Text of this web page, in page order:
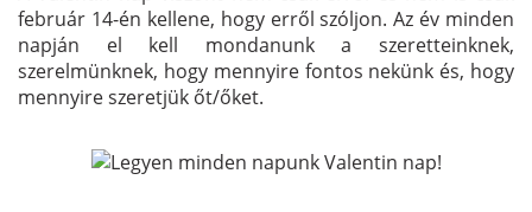
február 14-én kellene, hogy erről szóljon. Az év minden
napján el kell mondanunk a szeretteinknek,
szerelmünknek, hogy mennyire fontos nekünk és, hogy
mennyire szeretjük őt/őket.